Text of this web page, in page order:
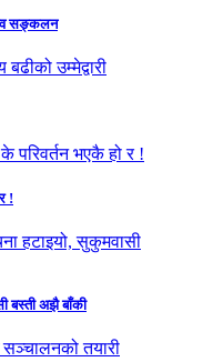
सङ्कलन
!
बस्ती अझै बाँकी